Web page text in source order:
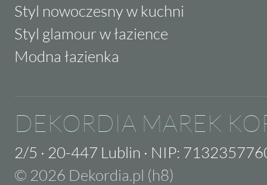
Styl nowoczesny w kuchni
Styl glamour w łazience
Modna łazienka
DEKORDIA MAREK
2/5 · 20-447 Lublin · NIP:
© 2026 Dekordia.pl (h8)